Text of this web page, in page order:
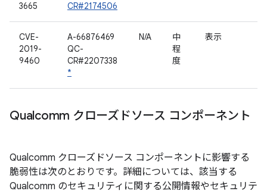
3665
CR#2174506
CVE-
2019-
9460
A-66876469
QC-
CR#2207338
*
N/A
中
程
度
表示
Qualcomm クローズドソース コンポーネント
Qualcomm クローズドソース コンポーネントに影響する
脆弱性は次のとおりです。詳細については、該当する
Qualcomm のセキュリティに関する公開情報やセキュリテ